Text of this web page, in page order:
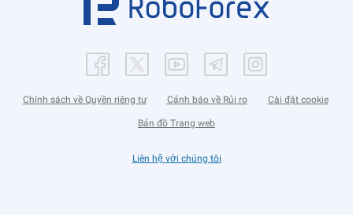
Chính sách về Quyền riêng tư Cảnh báo về Rủi ro Cài đặt cookie
Bản đồ Trang web
Liên hệ với chúng tôi